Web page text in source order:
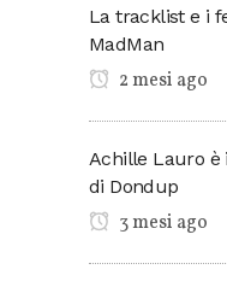
La tracklist e i
MadMan
2 mesi ago
Achille Lauro è
di Dondup
3 mesi ago